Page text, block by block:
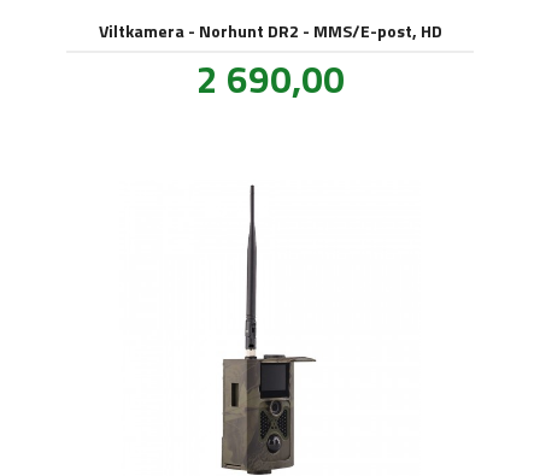
Viltkamera - Norhunt DR2 - MMS/E-post, HD
Pris
2 690,00mva.